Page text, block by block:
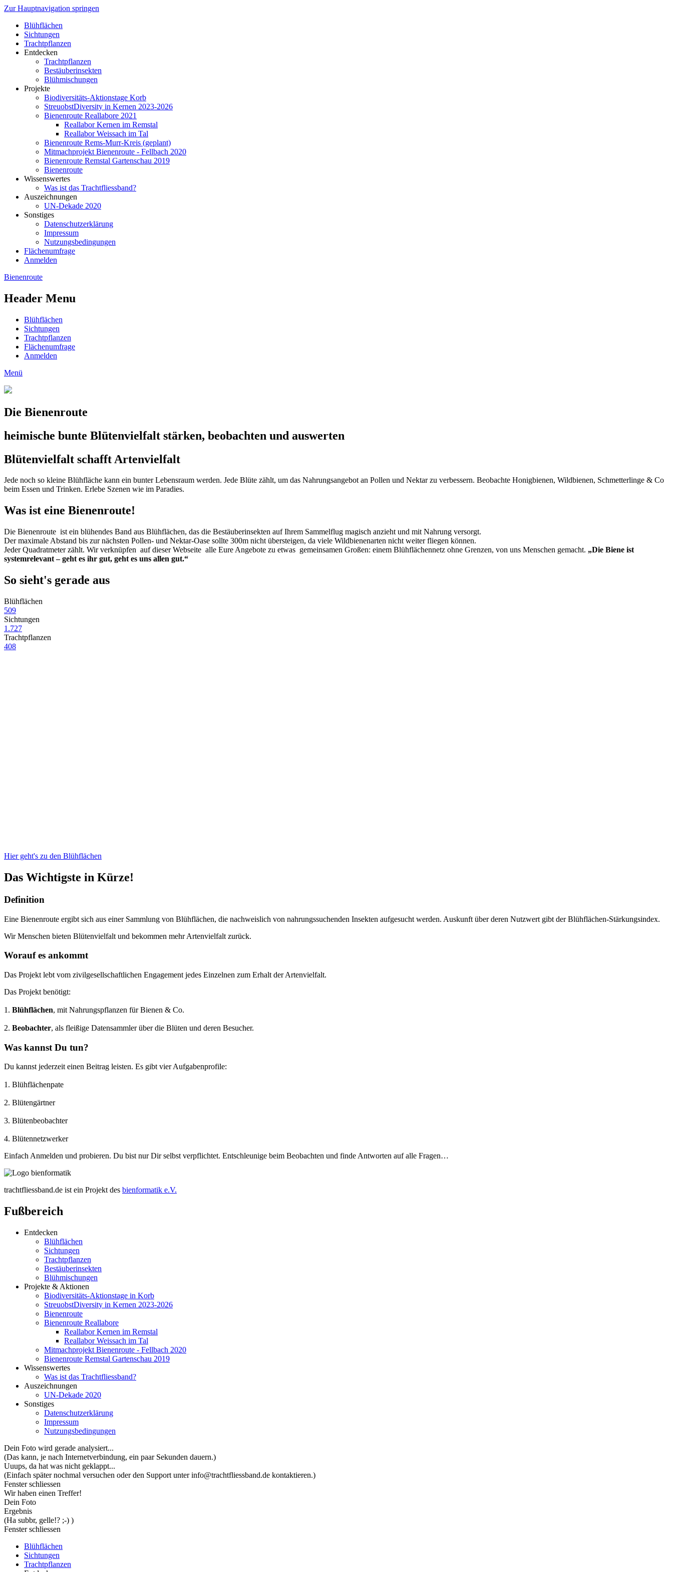
Zur Hauptnavigation springen
Blühflächen
Sichtungen
Trachtpflanzen
Entdecken
Trachtpflanzen
Bestäuberinsekten
Blühmischungen
Projekte
Biodiversitäts-Aktionstage Korb
StreuobstDiversity in Kernen 2023-2026
Bienenroute Reallabore 2021
Reallabor Kernen im Remstal
Reallabor Weissach im Tal
Bienenroute Rems-Murr-Kreis (geplant)
Mitmachprojekt Bienenroute - Fellbach 2020
Bienenroute Remstal Gartenschau 2019
Bienenroute
Wissenswertes
Was ist das Trachtfliessband?
Auszeichnungen
UN-Dekade 2020
Sonstiges
Datenschutzerklärung
Impressum
Nutzungsbedingungen
Flächenumfrage
Anmelden
Bienenroute
Header Menu
Blühflächen
Sichtungen
Trachtpflanzen
Flächenumfrage
Anmelden
Menü
Die Bienenroute
heimische bunte Blütenvielfalt stärken, beobachten und auswerten
Blütenvielfalt schafft Artenvielfalt
Jede noch so kleine Blühfläche kann ein bunter Lebensraum werden. Jede Blüte zählt, um das Nahrungsangebot an Pollen und Nektar zu verbessern. Beobachte Honigbienen, Wildbienen, Schmetterlinge & Co
beim Essen und Trinken. Erlebe Szenen wie im Paradies.
Was ist eine Bienenroute!
Die Bienenroute ist ein blühendes Band aus Blühflächen, das die Bestäuberinsekten auf Ihrem Sammelflug magisch anzieht und mit Nahrung versorgt.
Der maximale Abstand bis zur nächsten Pollen- und Nektar-Oase sollte 300m nicht übersteigen, da viele Wildbienenarten nicht weiter fliegen können.
Jeder Quadratmeter zählt. Wir verknüpfen auf dieser Webseite alle Eure Angebote zu etwas gemeinsamen Großen: einem Blühflächennetz ohne Grenzen, von uns Menschen gemacht. „Die Biene ist
systemrelevant – geht es ihr gut, geht es uns allen gut.“
So sieht's gerade aus
Blühflächen
509
Sichtungen
1.727
Trachtpflanzen
408
Hier geht's zu den Blühflächen
Das Wichtigste in Kürze!
Definition
Eine Bienenroute ergibt sich aus einer Sammlung von Blühflächen, die nachweislich von nahrungssuchenden Insekten aufgesucht werden. Auskunft über deren Nutzwert gibt der Blühflächen-Stärkungsindex.
Wir Menschen bieten Blütenvielfalt und bekommen mehr Artenvielfalt zurück.
Worauf es ankommt
Das Projekt lebt vom zivilgesellschaftlichen Engagement jedes Einzelnen zum Erhalt der Artenvielfalt.
Das Projekt benötigt:
1. Blühflächen, mit Nahrungspflanzen für Bienen & Co.
2. Beobachter, als fleißige Datensammler über die Blüten und deren Besucher.
Was kannst Du tun?
Du kannst jederzeit einen Beitrag leisten. Es gibt vier Aufgabenprofile:
1. Blühflächenpate
2. Blütengärtner
3. Blütenbeobachter
4. Blütennetzwerker
Einfach Anmelden und probieren. Du bist nur Dir selbst verpflichtet. Entschleunige beim Beobachten und finde Antworten auf alle Fragen…
trachtfliessband.de ist ein Projekt des bienformatik e.V.
Fußbereich
Entdecken
Blühflächen
Sichtungen
Trachtpflanzen
Bestäuberinsekten
Blühmischungen
Projekte & Aktionen
Biodiversitäts-Aktionstage in Korb
StreuobstDiversity in Kernen 2023-2026
Bienenroute
Bienenroute Reallabore
Reallabor Kernen im Remstal
Reallabor Weissach im Tal
Mitmachprojekt Bienenroute - Fellbach 2020
Bienenroute Remstal Gartenschau 2019
Wissenswertes
Was ist das Trachtfliessband?
Auszeichnungen
UN-Dekade 2020
Sonstiges
Datenschutzerklärung
Impressum
Nutzungsbedingungen
Dein Foto wird gerade analysiert...
(Das kann, je nach Internetverbindung, ein paar Sekunden dauern.)
Uuups, da hat was nicht geklappt...
(Einfach später nochmal versuchen oder den Support unter info@trachtfliessband.de kontaktieren.)
Fenster schliessen
Wir haben einen Treffer!
Dein Foto
Ergebnis
(Ha subbr, gelle!? ;-) )
Fenster schliessen
Blühflächen
Sichtungen
Trachtpflanzen